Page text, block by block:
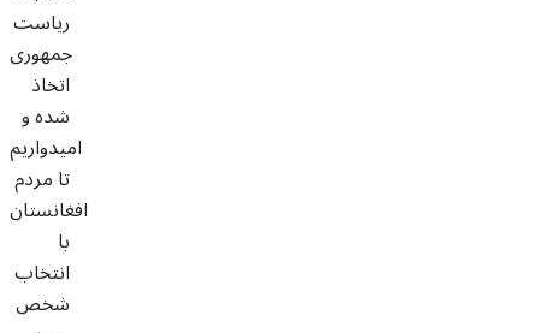
ریاست
جمهوری
اتخاذ
شده و
امیدواریم
تا مردم
افغانستان
با
انتخاب
شخص